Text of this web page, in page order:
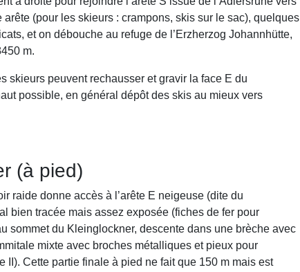
arête (pour les skieurs : crampons, skis sur le sac), quelques
et on débouche au refuge de l’Erzherzog Johannhütte,
m.
skieurs peuvent rechausser et gravir la face E du
possible, en général dépôt des skis au mieux vers
(à pied)
raide donne accès à l’arête E neigeuse (dite du
bien tracée mais assez exposée (fiches de fer pour
sommet du Kleinglockner, descente dans une brèche avec
mixte avec broches métalliques et pieux pour
II). Cette partie finale à pied ne fait que 150 m mais est